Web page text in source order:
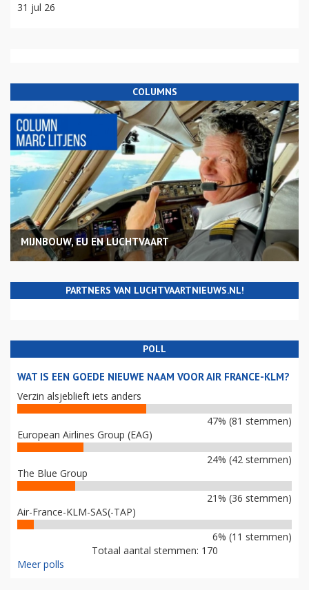
31 jul 26
COLUMNS
MIJNBOUW, EU EN LUCHTVAART
PARTNERS VAN LUCHTVAARTNIEUWS.NL!
POLL
WAT IS EEN GOEDE NIEUWE NAAM VOOR AIR FRANCE-KLM?
Verzin alsjeblieft iets anders
47% (81 stemmen)
European Airlines Group (EAG)
24% (42 stemmen)
The Blue Group
21% (36 stemmen)
Air-France-KLM-SAS(-TAP)
6% (11 stemmen)
Totaal aantal stemmen: 170
Meer polls